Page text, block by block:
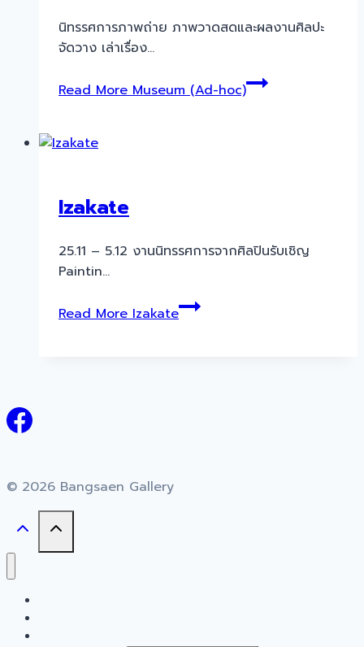
นิทรรศการภาพถ่าย ภาพวาดสดและผลงานศิลปะ
จัดวาง เล่าเรื่อง…
Read MoreMuseum (Ad-hoc)
Izakate
25.11 – 5.12 งานนิทรรศการจากศิลปินรับเชิญ
Paintin…
Read MoreIzakate
© 2026 Bangsaen Gallery